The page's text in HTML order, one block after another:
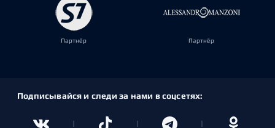
Партнёр Партнёр
Подписывайся и следи за нами в соцсетях: